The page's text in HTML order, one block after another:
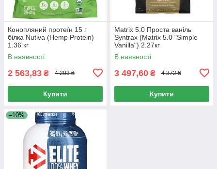
Конопляний протеїн 15 г
білка Nutiva (Hemp Protein)
1.36 кг
В наявності
2 563,83 ₴ 4 203 ₴
Купити
Matrix 5.0 Проста ваніль
Syntrax (Matrix 5.0 "Simple
Vanilla") 2.27кг
В наявності
3 497,60 ₴ 4 372 ₴
Купити
–10%